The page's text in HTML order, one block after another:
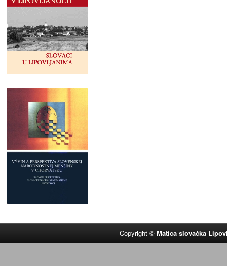
Copyright ©Matica slovačka